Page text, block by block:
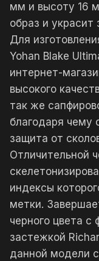
мм и высоту 16
образ и украсит
Для
Yohan Blake
интернет-
высокого
так же
благодаря чему
защита от
Отличительной
индексы
метки.
черного цвета
застежкой
данной модели